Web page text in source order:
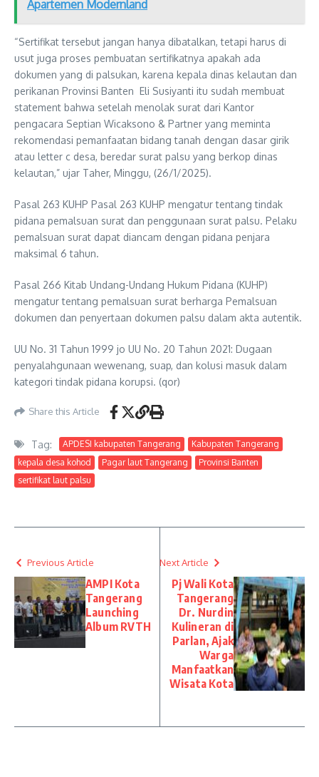
Apartemen Modernland
“Sertifikat tersebut jangan hanya dibatalkan, tetapi harus di
usut juga proses pembuatan sertifikatnya apakah ada
dokumen yang di palsukan, karena kepala dinas kelautan dan
perikanan Provinsi Banten Eli Susiyanti itu sudah membuat
statement bahwa setelah menolak surat dari Kantor
pengacara Septian Wicaksono & Partner yang meminta
rekomendasi pemanfaatan bidang tanah dengan dasar girik
atau letter c desa, beredar surat palsu yang berkop dinas
kelautan,” ujar Taher, Minggu, (26/1/2025).
Pasal 263 KUHP Pasal 263 KUHP mengatur tentang tindak
pidana pemalsuan surat dan penggunaan surat palsu. Pelaku
pemalsuan surat dapat diancam dengan pidana penjara
maksimal 6 tahun.
Pasal 266 Kitab Undang-Undang Hukum Pidana (KUHP)
mengatur tentang pemalsuan surat berharga Pemalsuan
dokumen dan penyertaan dokumen palsu dalam akta autentik.
UU No. 31 Tahun 1999 jo UU No. 20 Tahun 2021: Dugaan
penyalahgunaan wewenang, suap, dan kolusi masuk dalam
kategori tindak pidana korupsi. (qor)
Share this Article
Tag: APDESI kabupaten Tangerang
Kabupaten Tangerang
kepala desa kohod
Pagar laut Tangerang
Provinsi Banten
sertifikat laut palsu
Previous Article
AMPI Kota
Tangerang
Launching
Album RVTH
Next Article
Pj Wali Kota
Tangerang
Dr. Nurdin
Kulineran di
Parlan, Ajak
Warga
Manfaatkan
Wisata Kota